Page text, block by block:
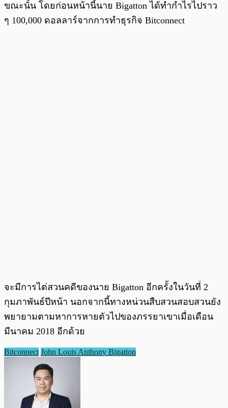
ขณะนั้น โดยก่อนหน้านี้นาย Bigatton ได้ทำกำไรไปราว
ๆ 100,000 ดอลลาร์จากการทำธุรกิจ Bitconnect
จะมีการไต่สวนคดีของนาย Bigatton อีกครั้งในวันที่ 2
กุมภาพันธ์ปีหน้า นอกจากนี้ทางหน่วนสืบสวนสอบสวนยัง
พยายามตามหาการหายตัวไปของภรรยาเขาเมื่อเดือน
มีนาคม 2018 อีกด้วย
Bitconnect John Louis Anthony Bigatton